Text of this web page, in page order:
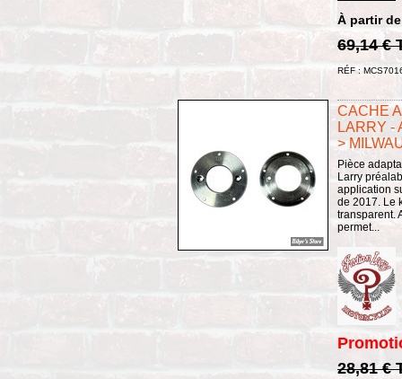
À partir de
69,14 €
RÉF :
CACHE
LARRY -
>
Pièce
Larry
application
de 2017. Le
transparent.
permet...
28,81 €